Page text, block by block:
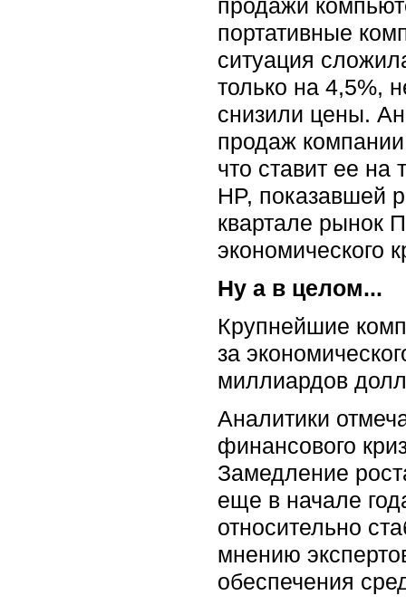
продажи
портативные
ситуация
только на 4,5%,
снизили цены.
продаж
что ставит ее
HP, показавшей
квартале рынок
экономического
Ну а в целом...
Крупнейшие
за
миллиардов
Аналитики
финансового
Замедление
еще в начале
относительно
мнению
обеспечения